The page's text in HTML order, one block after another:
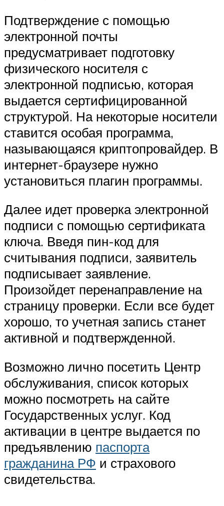
Подтверждение с помощью
электронной почты
предусматривает подготовку
физического носителя с
электронной подписью, которая
выдается сертифицированной
структурой. На некоторые носители
ставится особая программа,
называющаяся криптопровайдер. В
интернет-браузере нужно
установиться плагин программы.
Далее идет проверка электронной
подписи с помощью сертификата
ключа. Введя пин-код для
считывания подписи, заявитель
подписывает заявление.
Произойдет перенаправление на
страницу проверки. Если все будет
хорошо, то учетная запись станет
активной и подтвержденной.
Возможно лично посетить Центр
обслуживания, список которых
можно посмотреть на сайте
Государственных услуг. Код
активации в центре выдается по
предъявлению паспорта
гражданина РФ и страхового
свидетельства.